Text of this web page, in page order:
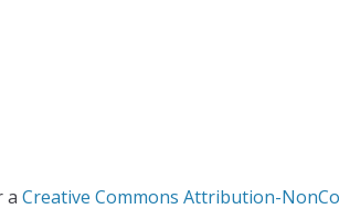
a Creative Commons Attribution-